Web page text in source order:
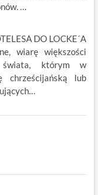
…
DO LOCKE´A
wiarę większości
świata, którym w
chrześcijańską lub